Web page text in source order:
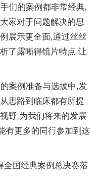
们的案例都非常经典,
家对于问题解决的思
展示更全面,通过丝丝
了露晰得镜片特点,让
案例准备与选拔中,发
思路到临床都有所提
野,为我们将来的发展
有更多的同行参加到这
全国经典案例总决赛落